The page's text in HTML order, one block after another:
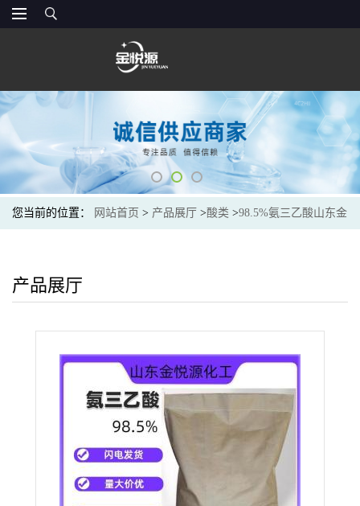
您当前的位置： 网站首页 > 产品展厅 >酸类 >98.5%氨三乙酸山东金
产品展厅